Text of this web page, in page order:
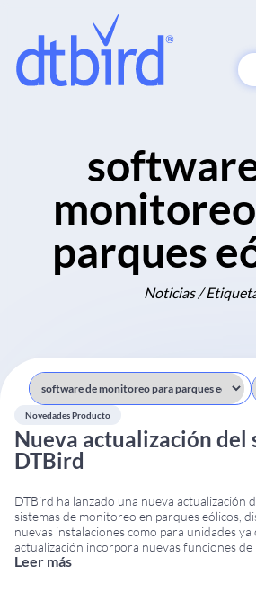
parques
Noticias /
Novedades Producto
Nueva actualización del
DTBird
DTBird ha lanzado una nueva actualización
sistemas de monitoreo en parques eólicos,
nuevas instalaciones como para unidades ya
actualización incorpora nuevas funciones de
en tiempo real, análisis de imágenes térmicas
Leer más